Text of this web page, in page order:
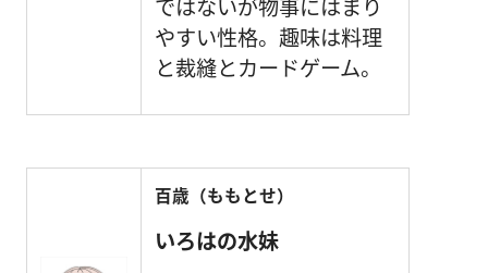
ではないが物事にはまり
やすい性格。趣味は料理
と裁縫とカードゲーム。
百歳（ももとせ）
いろはの水妹